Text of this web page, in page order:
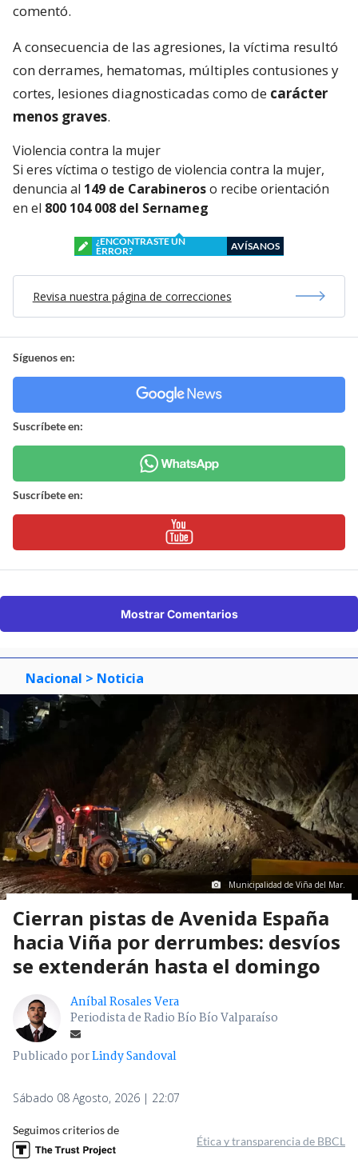
comentó.
A consecuencia de las agresiones, la víctima resultó
con derrames, hematomas, múltiples contusiones y
cortes, lesiones diagnosticadas como de carácter
menos graves.
Violencia contra la mujer
Si eres víctima o testigo de violencia contra la mujer,
denuncia al 149 de Carabineroso recibe orientación
en el 800 104 008 del Sernameg
¿ENCONTRASTE UN
ERROR?
AVÍSANOS
Revisa nuestra página de correcciones
Síguenos en:
Suscríbete en:
Suscríbete en:
Mostrar Comentarios
Nacional > Noticia
Municipalidad de Viña del Mar.
Cierran pistas de Avenida España
hacia Viña por derrumbes: desvíos
se extenderán hasta el domingo
Aníbal Rosales Vera
Periodista de Radio Bío Bío Valparaíso
Publicado porLindy Sandoval
Sábado 08 Agosto, 2026 | 22:07
Seguimos criterios de
Ética y transparencia de BBCL